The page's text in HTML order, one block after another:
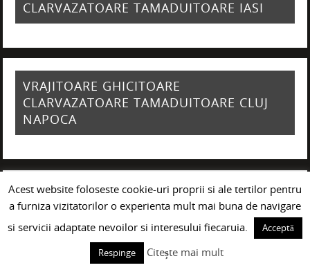
CLARVAZATOARE TAMADUITOARE IASI
VRAJITOARE GHICITOARE
CLARVAZATOARE TAMADUITOARE CLUJ
NAPOCA
VRAJITOARE GHICITOARE
CLARVAZATOARE TAMADUITOARE
GIURGIU
Acest website foloseste cookie-uri proprii si ale tertilor pentru
a furniza vizitatorilor o experienta mult mai buna de navigare
si servicii adaptate nevoilor si interesului fiecaruia.
Acceptă
Respinge
Citește mai mult